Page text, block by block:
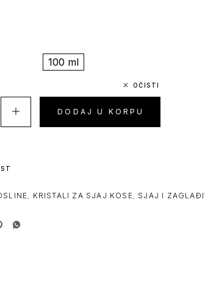
100 ml
OČISTI
DODAJ U KORPU
, KRISTALI ZA SJAJ KOSE, SJAJ I